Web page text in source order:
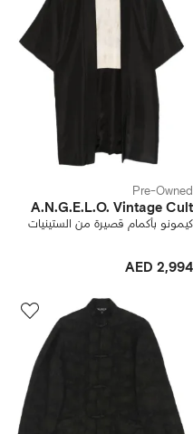
Pre-Owned
A.N.G.E.L.O. Vintage Cult
كيمونو بأكمام قصيرة من الستينيات
AED 2,994